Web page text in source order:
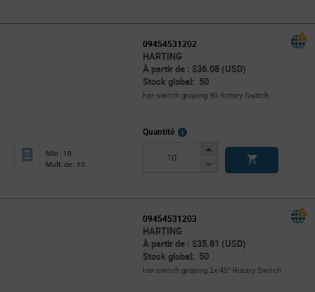
09454531202
HARTING
À partir de : $36.08 (USD)
Stock global: 50
har-switch groping 90 Rotary Switch
Min : 10
Mult. de : 10
Quantité
More
Increase
Decrease
09454531203
HARTING
À partir de : $35.81 (USD)
Stock global: 50
har-switch groping 2x 45° Rotary Switch